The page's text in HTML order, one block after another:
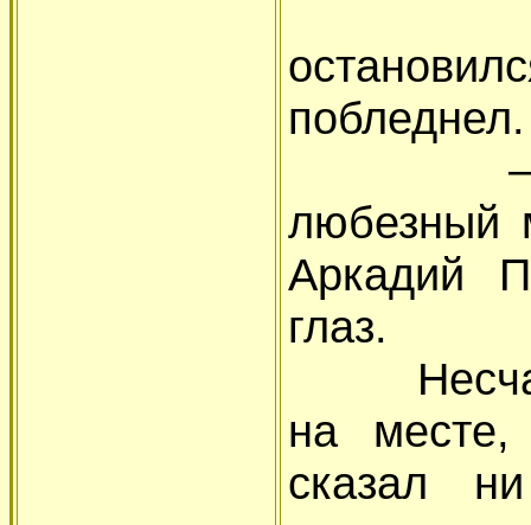
побледнел.
–
любезный
Аркадий
глаз.
на месте,
сказал